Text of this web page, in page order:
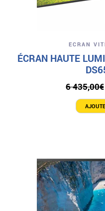
ECRAN
ÉCRAN HAUTE
6 435,00€